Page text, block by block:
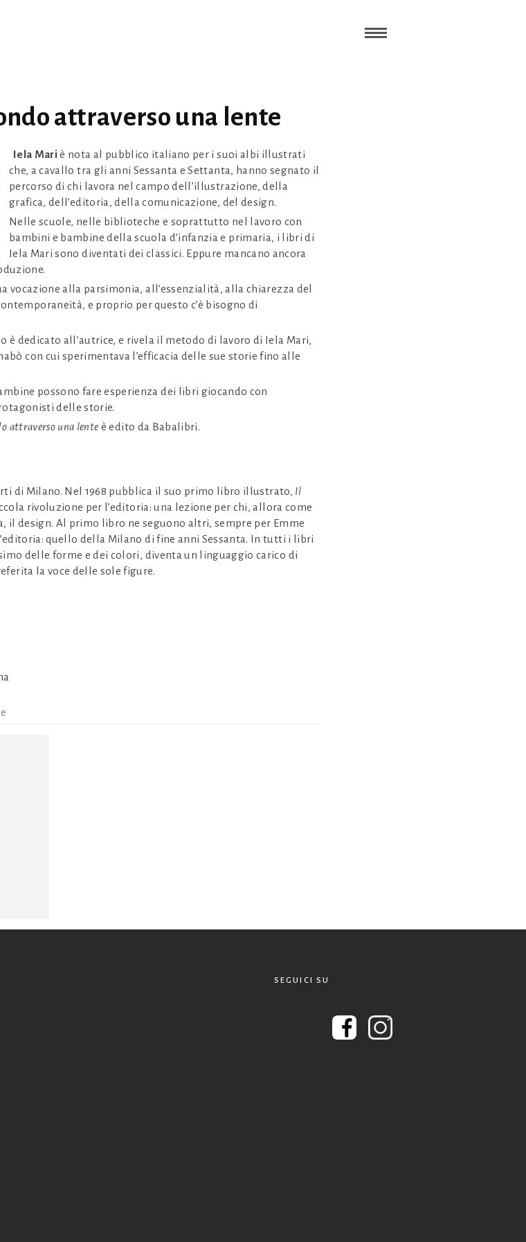
attraverso una lente
Iela Mariè nota al pubblico italiano per i suoi albi illustrati
che, a cavallo tra gli anni Sessanta e Settanta, hanno segnato il
percorso di chi lavora nel campo dell’illustrazione, della
grafica, dell’editoria, della comunicazione, del design.
Nelle scuole, nelle biblioteche e soprattutto nel lavoro con
bambini e bambine della scuola d’infanzia e primaria, i libri di
Iela Mari sono diventati dei classici. Eppure mancano ancora
vocazione alla parsimonia, all’essenzialità, alla chiarezza del
e proprio per questo c’è bisogno di
è dedicato all’autrice, e rivela il metodo di lavoro di Iela Mari,
con cui sperimentava l’efficacia delle sue storie fino alle
possono fare esperienza dei libri giocando con
delle storie.
attraverso una lente è edito da Babalibri.
di Milano. Nel 1968 pubblica il suo primo libro illustrato, Il
rivoluzione per l’editoria: una lezione per chi, allora come
il design. Al primo libro ne seguono altri, sempre per Emme
quello della Milano di fine anni Sessanta. In tutti i libri
delle forme e dei colori, diventa un linguaggio carico di
la voce delle sole figure.
SEGUICI SU